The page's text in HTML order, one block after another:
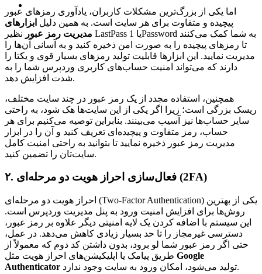
اما یکی از بزرگ‌ترین مشکلات کاربران، یادآوری رمزهای عبور
پیچیده و متفاوت برای هر سایت است. به همین دلیل ابزارهای
مدیریت رمز عبور نظیر LastPass یا 1Password به شما کمک می‌کنند
تا رمزهای پیچیده را به صورت امن ذخیره کنید و به آسانی آن‌ها را
مدیریت نمایید. این ابزارها قابلیت تولید رمزهای بسیار قوی و یکتا را
دارند که می‌تواند امنیت حساب‌های کاربری وردپرس شما را به
شدت افزایش دهد.
همچنین، استفاده مجدد از یک رمز عبور در چند سایت مختلف،
ریسک بزرگی است؛ زیرا اگر یکی از این سایت‌ها هک شود، به راحتی
سایر حساب‌ها نیز آسیب می‌بینند. بنابراین توصیه می‌کنیم برای هر
حساب، رمز متفاوت و پیچیده‌ای تعریف کنید و آن را در ابزار
مدیریت رمز عبور ذخیره نمایید تا بتوانید به راحتی امنیت کامل
سایت‌تان را تضمین کنید.
۲. فعال‌سازی احراز هویت دو مرحله‌ای (2FA)
احراز هویت دو مرحله‌ای (Two-Factor Authentication) یکی از بهترین
روش‌ها برای افزایش امنیت ورود به پنل مدیریت وردپرس است.
این سیستم با اضافه کردن یک لایه امنیتی دیگر علاوه بر رمز عبور،
دسترسی غیرمجاز را تا حد بسیار زیادی کاهش می‌دهد. در عمل،
حتی اگر رمز عبور شما لو برود، بدون داشتن کد دوم که معمولاً از
Google
Authenticator
تولید می‌شود، امکان ورود به سایت وجود ندارد.